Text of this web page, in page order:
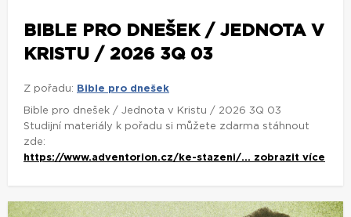
BIBLE PRO DNEŠEK / JEDNOTA V
KRISTU / 2026 3Q 03
Z pořadu: Bible pro dnešek
Bible pro dnešek / Jednota v Kristu / 2026 3Q 03
Studijní materiály k pořadu si můžete zdarma stáhnout
zde:
https://www.adventorion.cz/ke-stazeni/... zobrazit více